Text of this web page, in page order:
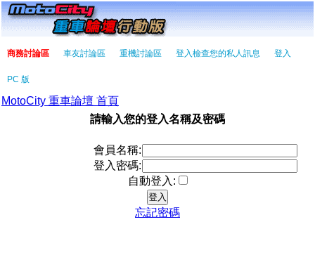
商務討論區 車友討論區 重機討論區 登入檢查您的私人訊息 登入
PC 版
MotoCity 重車論壇 首頁
請輸入您的登入名稱及密碼
會員名稱:
登入密碼:
自動登入:
忘記密碼